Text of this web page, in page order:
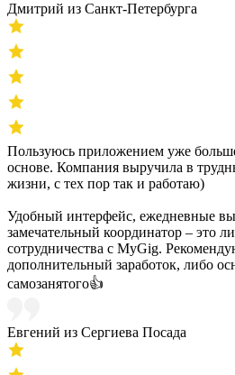
Дмитрий из Санкт-Петербурга
Пользуюсь приложением уже
основе. Компания выручила в
жизни, с тех пор так и работаю)
Удобный интерфейс, ежедневные
замечательный координатор – это
сотрудничества с MyGig.
дополнительный заработок, либо
самозанятого👍
Евгений из Сергиева Посада